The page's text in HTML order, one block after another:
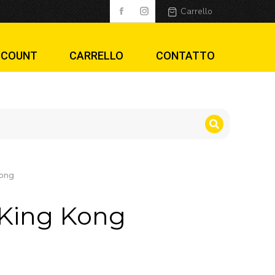
Carrello
CARRELLO CONTATTO
Kong